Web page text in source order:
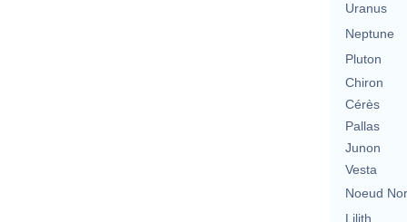
Uranus
Neptune
Pluton
Chiron
Cérès
Pallas
Junon
Vesta
Noeud
Lilith